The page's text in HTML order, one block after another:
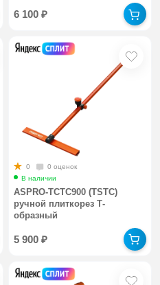
6 100₽
0
0 оценок
В наличии
ASPRO-TСTC900 (TSTC)
ручной плиткорез Т-
образный
5 900₽